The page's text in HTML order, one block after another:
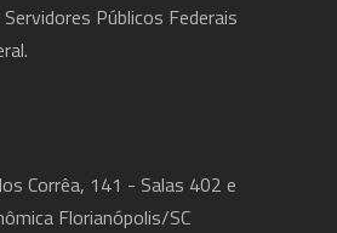
Públicos Federais
Corrêa, 141 - Salas 402 e
Florianópolis/SC